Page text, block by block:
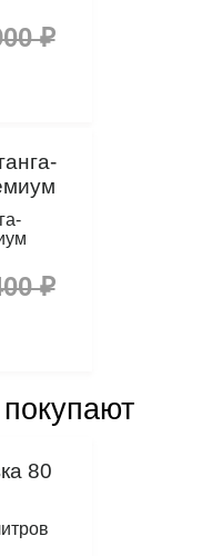
₽
₽